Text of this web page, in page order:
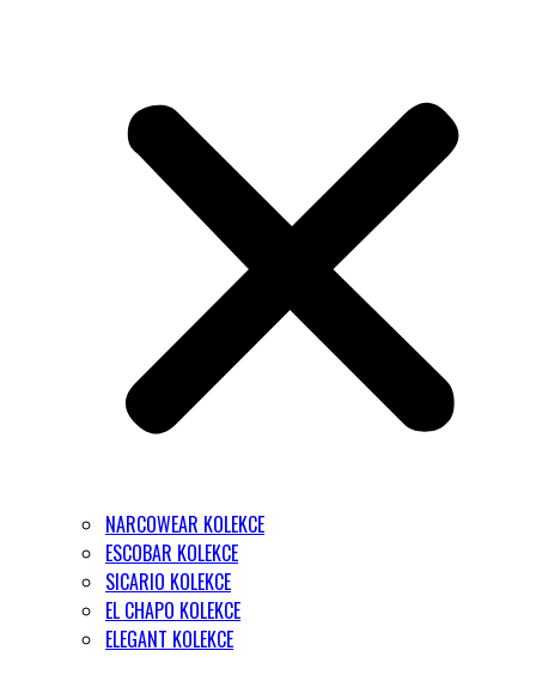
NARCOWEAR KOLEKCE
ESCOBAR KOLEKCE
SICARIO KOLEKCE
EL CHAPO KOLEKCE
ELEGANT KOLEKCE